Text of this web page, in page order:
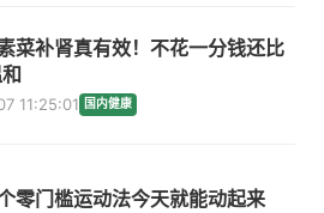
菜补肾真有效！不花一分钱还比
11:25:01 国内健康
零门槛运动法今天就能动起来